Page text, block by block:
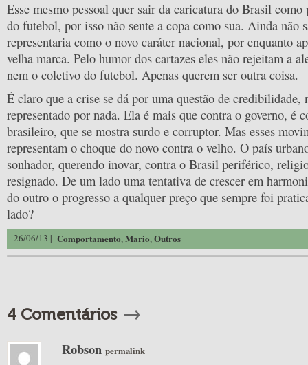
Esse mesmo pessoal quer sair da caricatura do Brasil como
do futebol, por isso não sente a copa como sua. Ainda não
representaria como o novo caráter nacional, por enquanto
velha marca. Pelo humor dos cartazes eles não rejeitam a
nem o coletivo do futebol. Apenas querem ser outra coisa.
É claro que a crise se dá por uma questão de credibilidade,
representado por nada. Ela é mais que contra o governo, é
brasileiro, que se mostra surdo e corruptor. Mas esses
representam o choque do novo contra o velho. O país
sonhador, querendo inovar, contra o Brasil periférico,
resignado. De um lado uma tentativa de crescer em
do outro o progresso a qualquer preço que sempre foi
lado?
26/06/13 | Comportamento,Mario,Outros
4 Comentários →
Robson permalink